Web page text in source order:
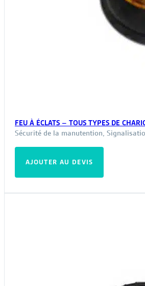
FEU À ÉCLATS – TOUS TYPES DE
Sécurité de la manutention,
AJOUTER AU DEVIS